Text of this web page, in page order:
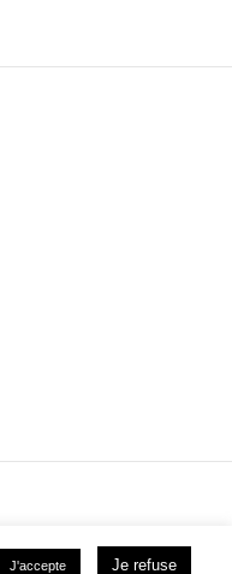
J'accepte Je refuse